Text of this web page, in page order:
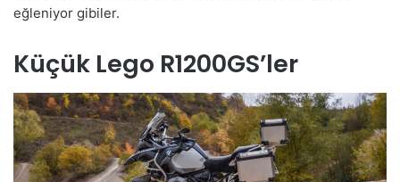
eğleniyor gibiler.
Küçük Lego R1200GS’ler